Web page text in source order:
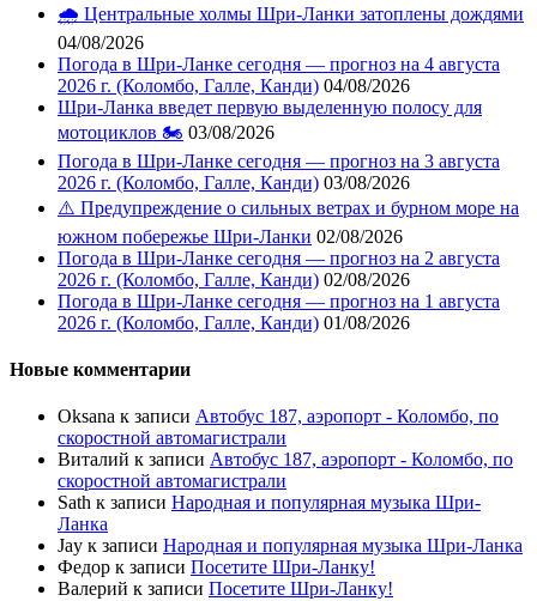
🌧️ Центральные холмы Шри-Ланки затоплены дождями
04/08/2026
Погода в Шри-Ланке сегодня — прогноз на 4 августа
2026 г. (Коломбо, Галле, Канди) 04/08/2026
Шри-Ланка введет первую выделенную полосу для
мотоциклов 🏍️ 03/08/2026
Погода в Шри-Ланке сегодня — прогноз на 3 августа
2026 г. (Коломбо, Галле, Канди) 03/08/2026
⚠️ Предупреждение о сильных ветрах и бурном море на
южном побережье Шри-Ланки 02/08/2026
Погода в Шри-Ланке сегодня — прогноз на 2 августа
2026 г. (Коломбо, Галле, Канди) 02/08/2026
Погода в Шри-Ланке сегодня — прогноз на 1 августа
2026 г. (Коломбо, Галле, Канди) 01/08/2026
Новые комментарии
Oksana к записи Автобус 187, аэропорт - Коломбо, по
скоростной автомагистрали
Виталий к записи Автобус 187, аэропорт - Коломбо, по
скоростной автомагистрали
Sath к записи Народная и популярная музыка Шри-
Ланка
Jay к записи Народная и популярная музыка Шри-Ланка
Федор к записи Посетите Шри-Ланку!
Валерий к записи Посетите Шри-Ланку!